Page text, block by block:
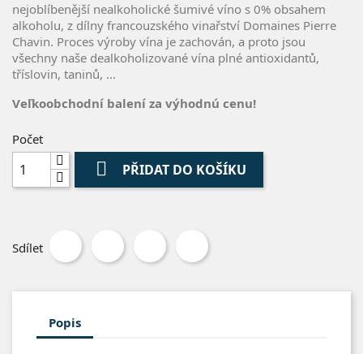
nejoblíbenější nealkoholické šumivé víno s 0% obsahem
alkoholu, z dílny francouzského vinařství Domaines Pierre
Chavin. Proces výroby vína je zachován, a proto jsou
všechny naše dealkoholizované vína plné antioxidantů,
tříslovin, taninů, ...
Veľkoobchodní balení za výhodnú cenu!
Počet
 PŘIDAT DO KOŠÍKU
Sdílet
Popis